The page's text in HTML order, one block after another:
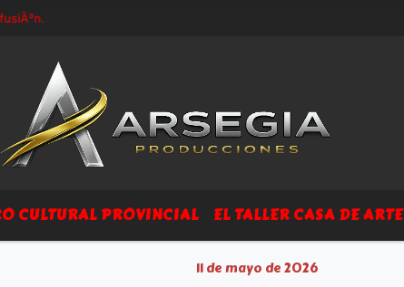
CULTURAL PROVINCIAL EL TALLER CASA DE ARTE
11 de mayo de 2026